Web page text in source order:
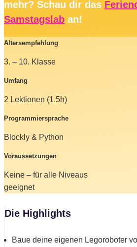
mehr? Schau dir das
Samstagslab an!
Altersempfehlung
3. – 10. Klasse
Umfang
2 Lektionen (1.5h)
Programmiersprache
Blockly & Python
Voraussetzungen
Keine – für alle Niveaus
geeignet
Die Highlights
Baue deine eigenen Legoroboter